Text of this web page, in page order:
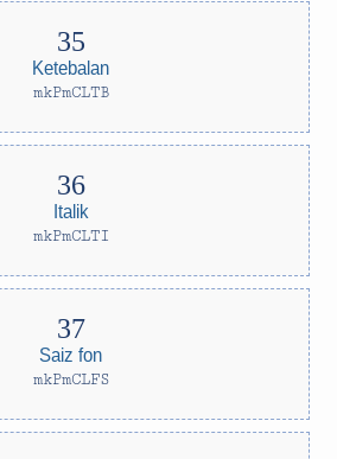
Ketebalan
mkPmCLTB
Italik
mkPmCLTI
Saiz fon
mkPmCLFS